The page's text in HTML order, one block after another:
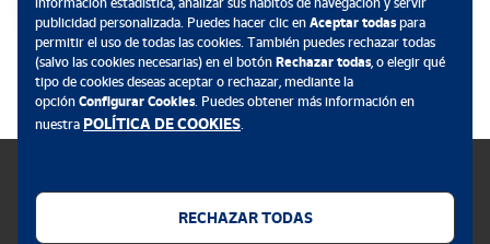
variedades de blanquilla, conferencia y limonera.
Por último, la bota de esquí remite a las numerosas estaciones de
esquí que salpican los Pirineos, y por extensión, al turismo de
aventura, que la provincia lidera en actividades como el rafting, el
La franja de color verde sobre la que se asienta la
imagenreproduce el color de la bandera de la provincia.
publicidad personalizada. Puedes hacer clic en Aceptar todaspara
permitir el uso de todas las cookies. También puedes rechazar todas
(salvo las cookies necesarias) en el botón Rechazar todas, o elegir qué
tipo de cookies deseas aceptar o rechazar, mediante la
opción Configurar Cookies. Puedes obtener más información en
nuestra POLÍTICA DE COOKIES.
RECHAZAR TODAS